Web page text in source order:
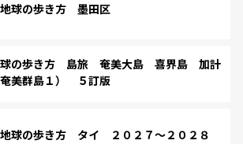
球の歩き方 墨田区
の歩き方 島旅 奄美大島 喜界島 加計
美群島１） ５訂版
球の歩き方 タイ ２０２７～２０２８